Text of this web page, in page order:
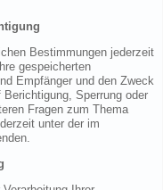
Bestimmungen jederzeit
gespeicherten
Empfänger und den Zweck
Sperrung oder
Fragen zum Thema
unter der im